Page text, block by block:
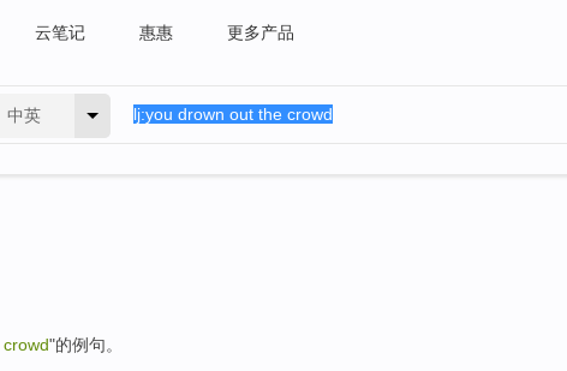
云笔记 惠惠 更多产品
中英
"的例句。